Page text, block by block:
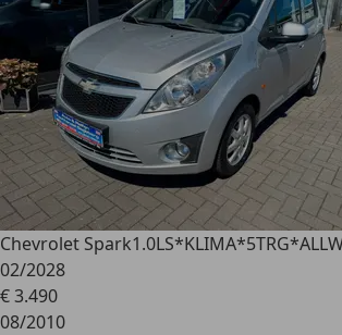
Chevrolet Spark
02/2028
€ 3.490
08/2010